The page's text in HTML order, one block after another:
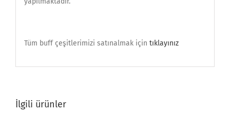
Tüm buff çeşitlerimizi satınalmak için tıklayınız
İlgili ürünler